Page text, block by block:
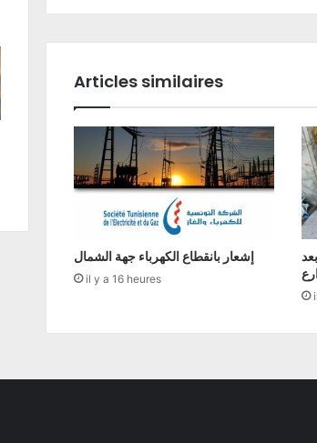
Articles similaires
إشعار بانقطاع الكهرباء جهة الشمال
il y a 16 heures